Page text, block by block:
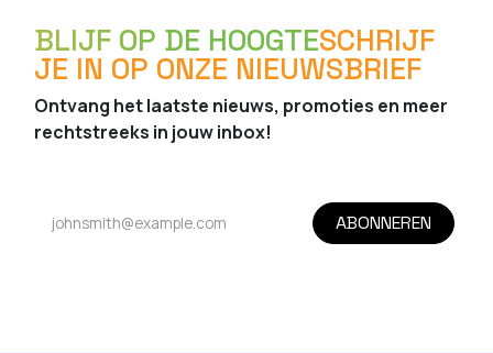
BLIJF OP DE HOOGTESCHRIJF
JE IN OP ONZE NIEUWSBRIEF
Ontvang het laatste nieuws, promoties en meer
rechtstreeks in jouw inbox!
ABONNEREN